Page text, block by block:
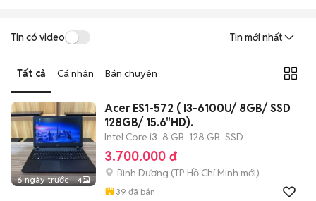
Tin có video Tin mới nhất
Tất cả Cá nhân Bán chuyên
6 ngày trước 4
Acer ES1-572 ( I3-6100U/ 8GB/ SSD
128GB/ 15.6"HD).
Intel Core i3 8 GB 128 GB SSD
3.700.000 đ
Bình Dương (TP Hồ Chí Minh mới)
39 đã bán